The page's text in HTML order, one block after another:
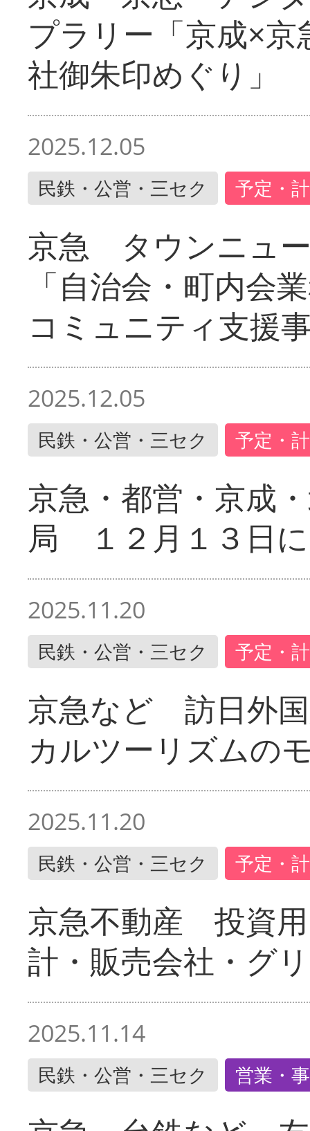
プラリー「京成×
社御朱印めぐり」
2025.12.05
民鉄・公営・三セク 予定・
京急 タウンニュ
「自治会・町内会
コミュニティ支援
2025.12.05
民鉄・公営・三セク 予定・
京急・都営・京成
局 １２月１３日
2025.11.20
民鉄・公営・三セク 予定・
京急など 訪日外
カルツーリズムの
2025.11.20
民鉄・公営・三セク 予定・
京急不動産 投資
計・販売会社・グ
2025.11.14
民鉄・公営・三セク 営業・